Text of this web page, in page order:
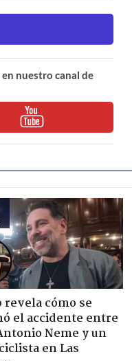
nuestro canal de
revela cómo se
el accidente entre
Neme y un
en Las